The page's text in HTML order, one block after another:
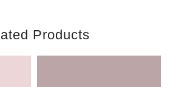
Products